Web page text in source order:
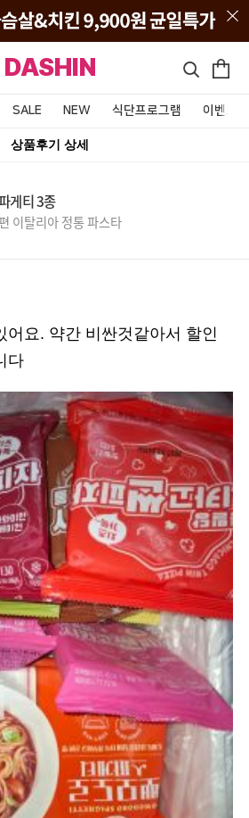
DASHIN
SALE NEW 식단프로그램 이벤트&
상품후기 상세
게티 3종
이탈리아 정통 파스타
어요. 약간 비싼것같아서 할인
다